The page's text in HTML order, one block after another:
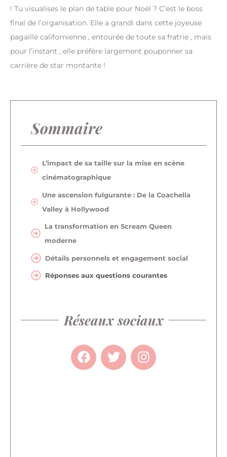
! Tu visualises le plan de table pour Noël ? C’est le boss
final de l’organisation. Elle a grandi dans cette joyeuse
pagaille californienne , entourée de toute sa fratrie , mais
pour l’instant , elle préfère largement pouponner sa
carrière de star montante !
Sommaire
L’impact de sa taille sur la mise en scène
cinématographique
Une ascension fulgurante : De la Coachella
Valley à Hollywood
La transformation en Scream Queen
moderne
Détails personnels et engagement social
Réponses aux questions courantes
Réseaux sociaux